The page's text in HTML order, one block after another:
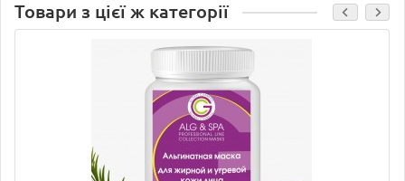
Товари з цієї ж категорії